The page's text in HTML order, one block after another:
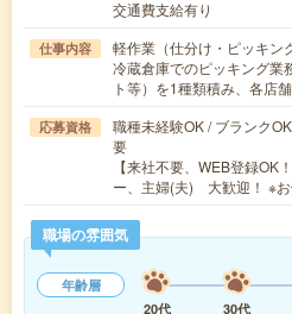
交通費支給有り
仕事内容
軽作業（仕分け・ピッキン
冷蔵倉庫でのピッキング業
ト等）を1種類積み、各店
応募資格
職種未経験OK / ブランク
要
【来社不要、WEB登録OK
ー、主婦(夫) 大歓迎！ ※
職場の雰囲気
年齢層
20代
30代